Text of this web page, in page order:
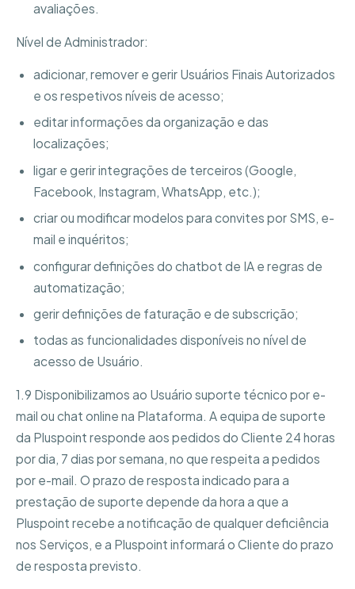
avaliações.
Nível de Administrador:
adicionar, remover e gerir Usuários Finais Autorizados
e os respetivos níveis de acesso;
editar informações da organização e das
localizações;
ligar e gerir integrações de terceiros (Google,
Facebook, Instagram, WhatsApp, etc.);
criar ou modificar modelos para convites por SMS, e-
mail e inquéritos;
configurar definições do chatbot de IA e regras de
automatização;
gerir definições de faturação e de subscrição;
todas as funcionalidades disponíveis no nível de
acesso de Usuário.
1.9 Disponibilizamos ao Usuário suporte técnico por e-
mail ou chat online na Plataforma. A equipa de suporte
da Pluspoint responde aos pedidos do Cliente 24 horas
por dia, 7 dias por semana, no que respeita a pedidos
por e-mail. O prazo de resposta indicado para a
prestação de suporte depende da hora a que a
Pluspoint recebe a notificação de qualquer deficiência
nos Serviços, e a Pluspoint informará o Cliente do prazo
de resposta previsto.